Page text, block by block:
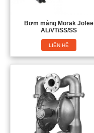
Bơm màng Morak Jofee
AL/VT/SS/SS
LIÊN HỆ